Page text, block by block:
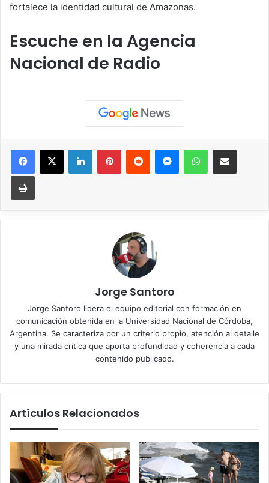
fortalece la identidad cultural de Amazonas.
Escuche en la Agencia
Nacional de Radio
Facebook
X LinkedInPinterestReddit MessengerWhatsAppCompartir vía correo
Imprimir
Jorge Santoro
Jorge Santoro lidera el equipo editorial con formación en
comunicación obtenida en la Universidad Nacional de Córdoba,
Argentina. Se caracteriza por un criterio propio, atención al detalle
y una mirada crítica que aporta profundidad y coherencia a cada
contenido publicado.
Artículos Relacionados